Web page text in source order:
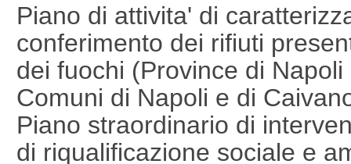
Piano di attivita' di
conferimento dei rifiuti
dei fuochi (Province di
Comuni di Napoli e di
Piano straordinario di
di riqualificazione sociale e